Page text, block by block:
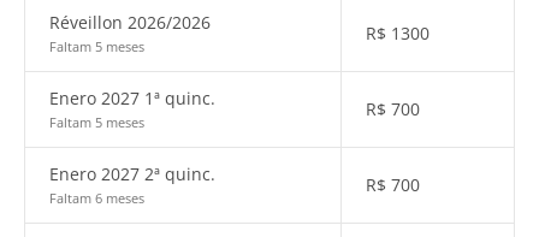
Réveillon 2026/2026
Faltam 5 meses
R$ 1300
Enero 2027 1ª quinc.
Faltam 5 meses
R$ 700
Enero 2027 2ª quinc.
Faltam 6 meses
R$ 700